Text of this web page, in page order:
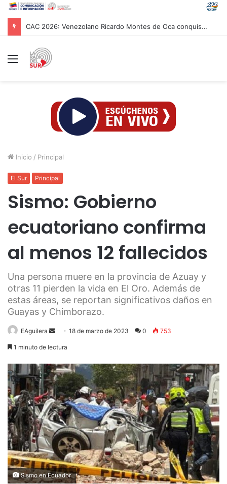
CAC 2026: Venezolano Ricardo Montes de Oca conquista Oro en salto con pértiga
Menú
Inicio / Principal
El Sur Principal
Sismo: Gobierno
ecuatoriano confirma
al menos 12 fallecidos
Una persona muere en la provincia de Azuay y
otras 11 pierden la vida en El Oro. Además de
estas áreas, se reportan significativos daños en
Guayas y Chimborazo.
EAguilera
Send18 de marzo de 2023 0 753
1 minuto de lectura
Sismo en Ecuador